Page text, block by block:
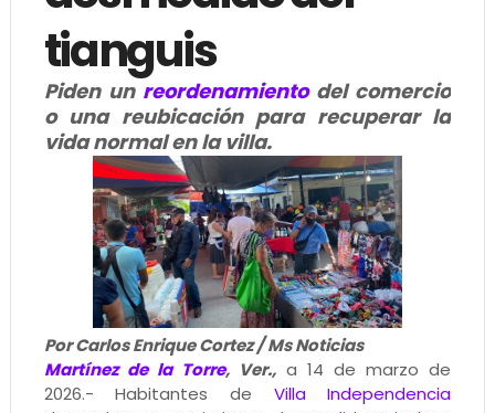
tianguis
Piden un reordenamientodel comercio
o una reubicación para recuperar la
vida normal en la villa.
Por Carlos Enrique Cortez / Ms Noticias
Martínez de la Torre, Ver., a 14 de marzo de
2026.- Habitantes de Villa Independencia